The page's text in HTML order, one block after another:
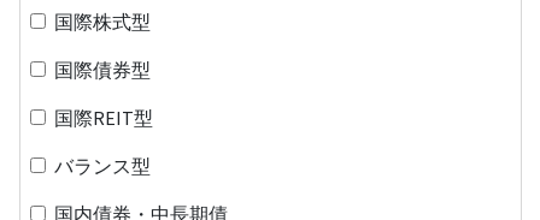
国際株式型
国際債券型
国際REIT型
バランス型
国内債券・中長期債